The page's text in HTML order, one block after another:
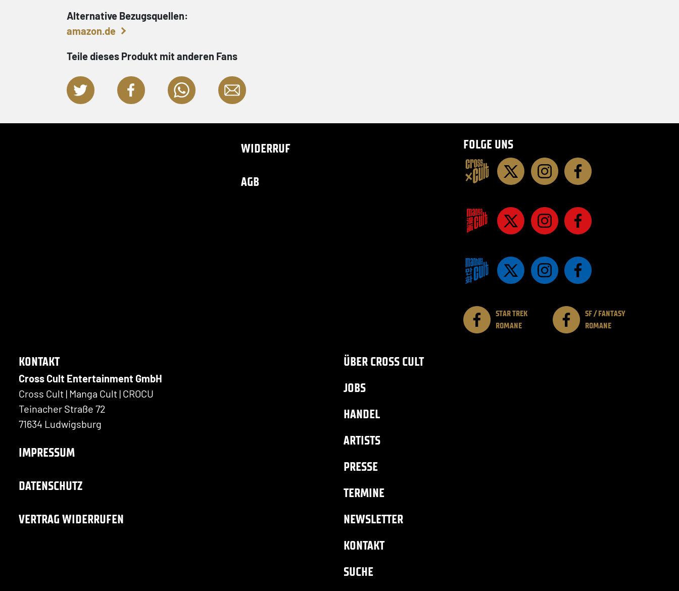
Alternative Bezugsquellen:
amazon.de
Teile dieses Produkt mit anderen Fans
WIDERRUF
AGB
FOLGE UNS
STAR TREK
ROMANE
SF / FANTASY
ROMANE
KONTAKT
Cross Cult Entertainment GmbH
Cross Cult | Manga Cult | CROCU
Teinacher Straße 72
71634 Ludwigsburg
IMPRESSUM
DATENSCHUTZ
VERTRAG WIDERRUFEN
ÜBER CROSS CULT
JOBS
HANDEL
ARTISTS
PRESSE
TERMINE
NEWSLETTER
KONTAKT
SUCHE